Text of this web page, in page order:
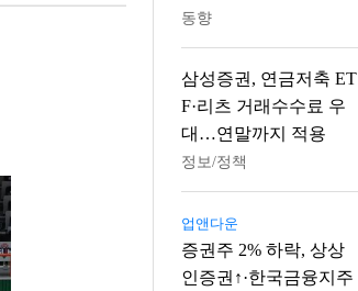
동향
삼성증권, 연금저축 ET
F·리츠 거래수수료 우
대…연말까지 적용
정보/정책
업앤다운
증권주 2% 하락, 상상
인증권↑·한국금융지주